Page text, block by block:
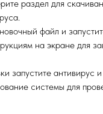
раздел для
файл и
на экране для
запустите антивирус
системы для